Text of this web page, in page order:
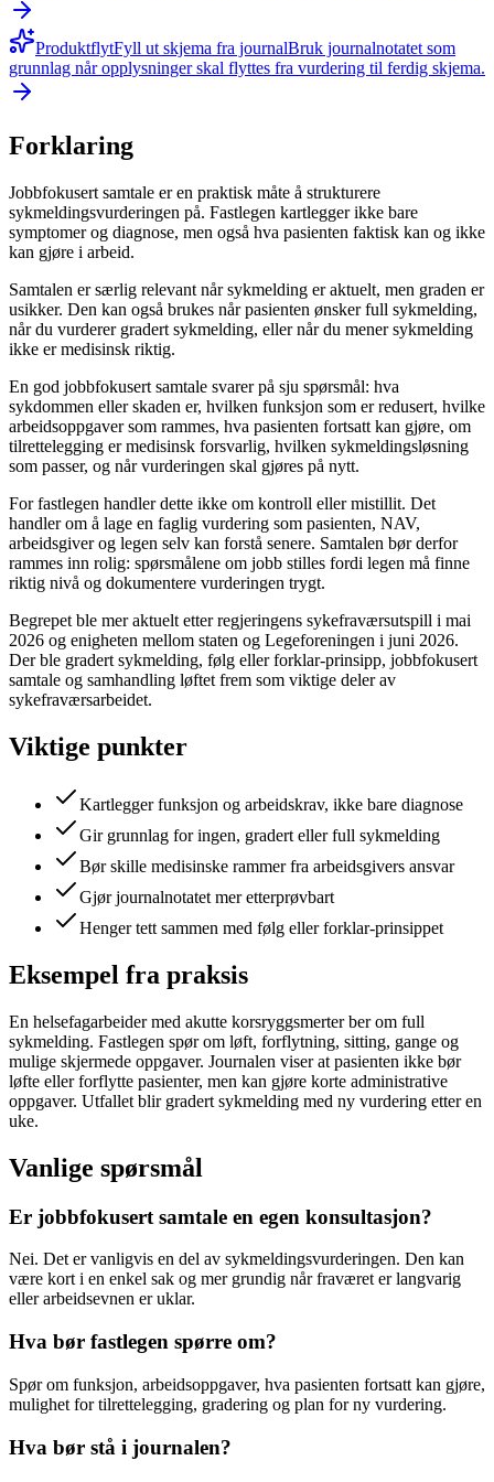
ProduktflytFyll ut skjema fra journalBruk journalnotatet som
grunnlag når opplysninger skal flyttes fra vurdering til ferdig skjema.
Forklaring
Jobbfokusert samtale er en praktisk måte å strukturere
sykmeldingsvurderingen på. Fastlegen kartlegger ikke bare
symptomer og diagnose, men også hva pasienten faktisk kan og ikke
kan gjøre i arbeid.
Samtalen er særlig relevant når sykmelding er aktuelt, men graden er
usikker. Den kan også brukes når pasienten ønsker full sykmelding,
når du vurderer gradert sykmelding, eller når du mener sykmelding
ikke er medisinsk riktig.
En god jobbfokusert samtale svarer på sju spørsmål: hva
sykdommen eller skaden er, hvilken funksjon som er redusert, hvilke
arbeidsoppgaver som rammes, hva pasienten fortsatt kan gjøre, om
tilrettelegging er medisinsk forsvarlig, hvilken sykmeldingsløsning
som passer, og når vurderingen skal gjøres på nytt.
For fastlegen handler dette ikke om kontroll eller mistillit. Det
handler om å lage en faglig vurdering som pasienten, NAV,
arbeidsgiver og legen selv kan forstå senere. Samtalen bør derfor
rammes inn rolig: spørsmålene om jobb stilles fordi legen må finne
riktig nivå og dokumentere vurderingen trygt.
Begrepet ble mer aktuelt etter regjeringens sykefraværsutspill i mai
2026 og enigheten mellom staten og Legeforeningen i juni 2026.
Der ble gradert sykmelding, følg eller forklar-prinsipp, jobbfokusert
samtale og samhandling løftet frem som viktige deler av
sykefraværsarbeidet.
Viktige punkter
Kartlegger funksjon og arbeidskrav, ikke bare diagnose
Gir grunnlag for ingen, gradert eller full sykmelding
Bør skille medisinske rammer fra arbeidsgivers ansvar
Gjør journalnotatet mer etterprøvbart
Henger tett sammen med følg eller forklar-prinsippet
Eksempel fra praksis
En helsefagarbeider med akutte korsryggsmerter ber om full
sykmelding. Fastlegen spør om løft, forflytning, sitting, gange og
mulige skjermede oppgaver. Journalen viser at pasienten ikke bør
løfte eller forflytte pasienter, men kan gjøre korte administrative
oppgaver. Utfallet blir gradert sykmelding med ny vurdering etter en
uke.
Vanlige spørsmål
Er jobbfokusert samtale en egen konsultasjon?
Nei. Det er vanligvis en del av sykmeldingsvurderingen. Den kan
være kort i en enkel sak og mer grundig når fraværet er langvarig
eller arbeidsevnen er uklar.
Hva bør fastlegen spørre om?
Spør om funksjon, arbeidsoppgaver, hva pasienten fortsatt kan gjøre,
mulighet for tilrettelegging, gradering og plan for ny vurdering.
Hva bør stå i journalen?